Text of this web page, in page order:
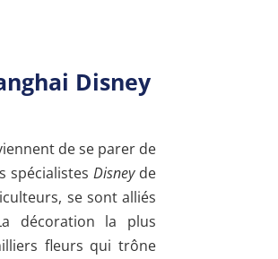
Disney
de se parer de
spécialistes Disneyde
se sont alliés
décoration la plus
fleurs qui trône